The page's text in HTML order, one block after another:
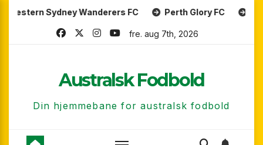
Skip
Wanderers FC Perth Glory FC Central Coast
fre. aug 7th, 2026
Australsk Fodbold
Din hjemmebane for australsk fodbold